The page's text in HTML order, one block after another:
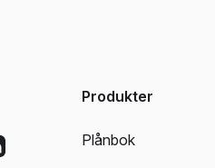
Produkter
Plånbok